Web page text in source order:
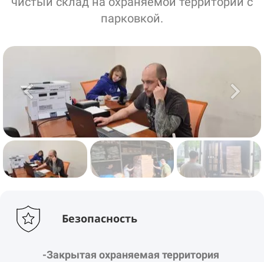
парковкой.
Безопасность
-Закрытая охраняемая территория